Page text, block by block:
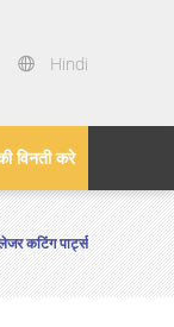
Hindi
विनती करे
कटिंग पार्ट्स